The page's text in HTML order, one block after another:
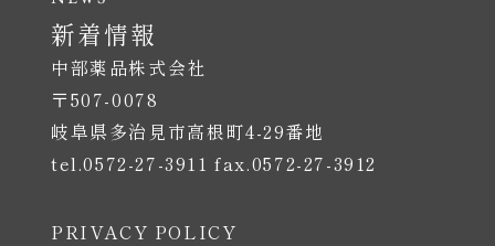
中部薬品株式会社
〒507-0078
岐阜県多治見市高根町4-29番地
tel.0572-27-3911 fax.0572-27-3912
PRIVACY POLICY
新着情報